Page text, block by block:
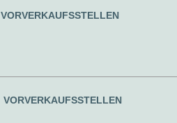
VORVERKAUFSSTELLEN
VORVERKAUFSSTELLEN